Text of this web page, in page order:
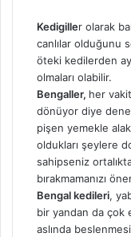
Kedigiller olarak
canlılar olduğunu
öteki kedilerden
olmaları olabilir.
Bengaller, her
dönüyor diye
pişen yemekle
oldukları şeylere
sahipseniz
bırakmamanızı
Bengal kedileri,
bir yandan da çok
aslında